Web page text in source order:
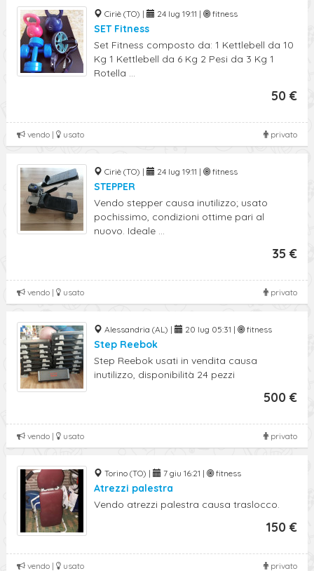
Ciriè (TO) | 24 lug 19:11 | fitness
SET Fitness
Set Fitness composto da: 1 Kettlebell da 10
Kg 1 Kettlebell da 6 Kg 2 Pesi da 3 Kg 1
Rotella ...
50 €
privato
vendo | usato
Ciriè (TO) | 24 lug 19:11 | fitness
STEPPER
Vendo stepper causa inutilizzo; usato
pochissimo, condizioni ottime pari al
nuovo. Ideale ...
35 €
privato
vendo | usato
Alessandria (AL) | 20 lug 05:31 | fitness
Step Reebok
Step Reebok usati in vendita causa
inutilizzo, disponibilità 24 pezzi
500 €
privato
vendo | usato
Torino (TO) | 7 giu 16:21 | fitness
Atrezzi palestra
Vendo atrezzi palestra causa traslocco.
150 €
privato
vendo | usato